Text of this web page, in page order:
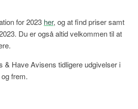
for 2023 her, og at find priser samt
Du er også altid velkommen til at
& Have Avisens tidligere udgivelser i
frem.